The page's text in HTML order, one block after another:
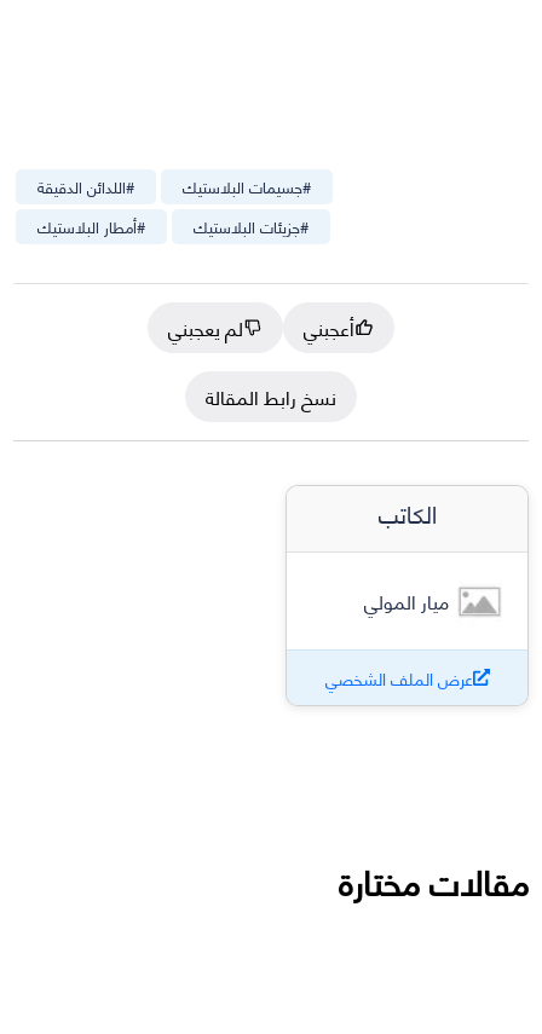
#اللدائن الدقيقة #جسيمات البلاستيك
#أمطار البلاستيك #جزيئات البلاستيك
أعجبني
لم يعجبني
نسخ رابط المقالة
الكاتب
ميار المولي
عرض الملف الشخصي
مقالات مختارة